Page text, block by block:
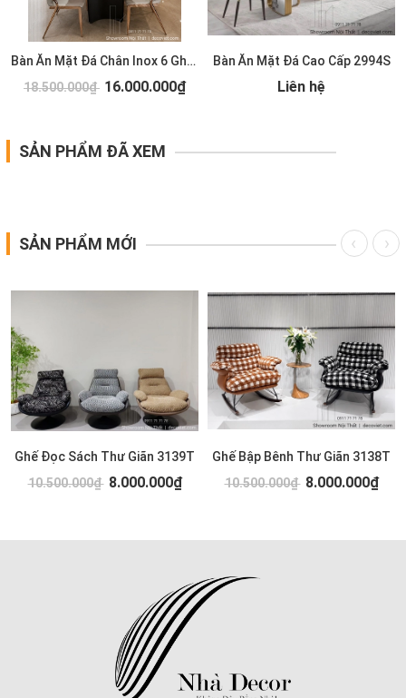
Bàn Ăn Mặt Đá Chân Inox 6 Ghế 2993S
18.500.000₫ 16.000.000₫
Bàn Ăn Mặt Đá Cao Cấp 2994S
Liên hệ
SẢN PHẨM ĐÃ XEM
SẢN PHẨM MỚI
Ghế Đọc Sách Thư Giãn 3139T
10.500.000₫ 8.000.000₫
Ghế Bập Bênh Thư Giãn 3138T
10.500.000₫ 8.000.000₫